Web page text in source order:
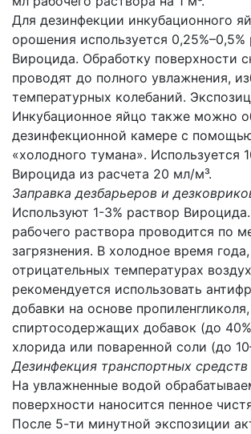
Для дезинфекции инкубационного
орошения используется 0,25%–0,5%
Вироцида. Обработку поверхности
проводят до полного увлажнения,
температурных колебаний.
Инкубационное яйцо также можно
дезинфекционной камере с
«холодного тумана». Используется
Вироцида из расчета 20 мл/м³.
Заправка дезбарьеров и
Используют 1-3% раствор
рабочего раствора проводится по
загрязнения. В холодное время
отрицательных температурах
рекомендуется использовать
добавки на основе пропиленгликоля,
спиртосодержащих добавок (до
хлорида или поваренной соли (до
Дезинфекция транспортных средств
На увлажненные водой
поверхности наносится пенное
После 5-ти минутной экспозиции